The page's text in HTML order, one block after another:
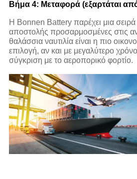
Βήμα 4: Μεταφορά (εξαρτάται
Η Bonnen Battery παρέχει μια
αποστολής προσαρμοσμένες στις
θαλάσσια ναυτιλία είναι η πιο
επιλογή, αν και με μεγαλύτερο
σύγκριση με το αεροπορικό φορτίο.